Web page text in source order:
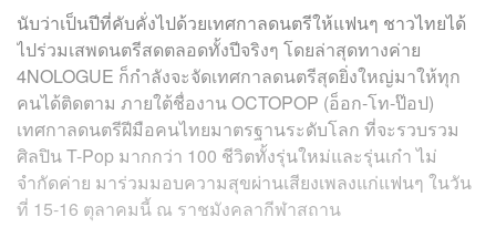
นับว่าเป็นปีที่คับคั่งไปด้วยเทศกาลดนตรีให้แฟนๆ ชาวไทยได้
ไปร่วมเสพดนตรีสดตลอดทั้งปีจริงๆ โดยล่าสุดทางค่าย
4NOLOGUE ก็กำลังจะจัดเทศกาลดนตรีสุดยิ่งใหญ่มาให้ทุก
คนได้ติดตาม ภายใต้ชื่องาน OCTOPOP (อ็อก-โท-ป๊อป)
เทศกาลดนตรีฝีมือคนไทยมาตรฐานระดับโลก ที่จะรวบรวม
ศิลปิน T-Pop มากกว่า 100 ชีวิตทั้งรุ่นใหม่และรุ่นเก๋า ไม่
จำกัดค่าย มาร่วมมอบความสุขผ่านเสียงเพลงแก่แฟนๆ ในวัน
ที่ 15-16 ตุลาคมนี้ ณ ราชมังคลากีฬาสถาน